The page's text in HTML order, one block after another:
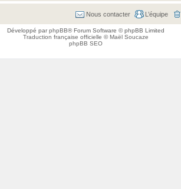
L’équipe
Nous contacter
Développé parphpBB® Forum Software © phpBB Limited
Traduction française officielle ©Maël Soucaze
phpBB SEO